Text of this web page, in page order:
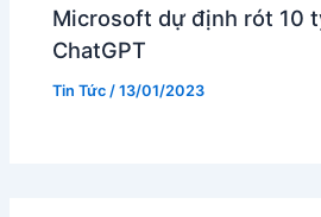
Microsoft dự định rót 10
ChatGPT
Tin Tức /13/01/2023